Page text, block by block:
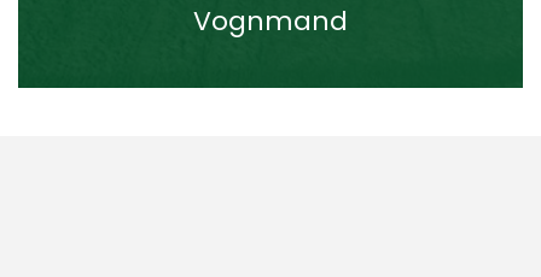
Vognmand